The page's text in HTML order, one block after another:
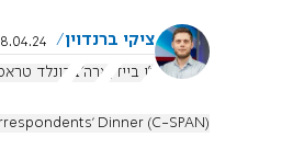
ציקי ברנדוין
10:52
ג'ו ביידן
ארה"ב דונלד
Dinner (C-SPAN)